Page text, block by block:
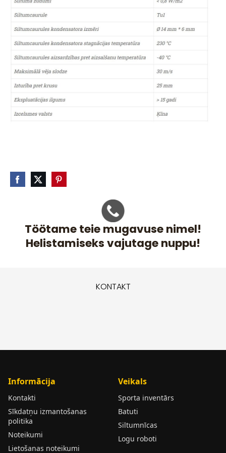
Töötame teie mugavuse nimel!
Helistamiseks vajutage nuppu!
KONTAKT
Informācija
Kontakti
Sīkdatņu izmantošanas
politika
Noteikumi
Lietošanas noteikumi
Veikals
Sporta inventārs
Batuti
Siltumnīcas
Logu roboti